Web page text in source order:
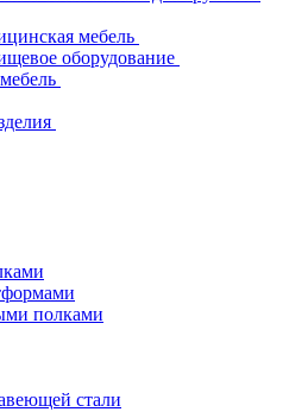
мебель
оборудование
полками
стали